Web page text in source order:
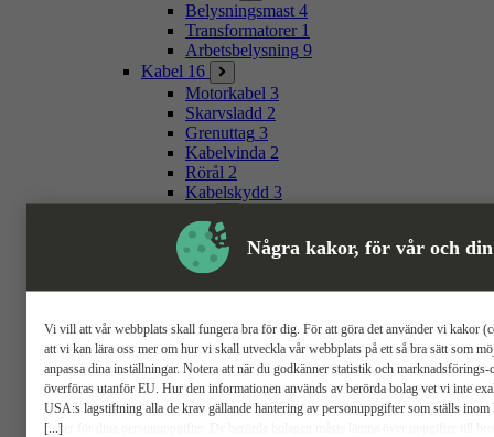
Några kakor, för vår och
[...]
Vi vill att vår webbplats skall fungera bra för dig. För att göra det använder vi kakor
att vi kan lära oss mer om hur vi skall utveckla vår webbplats på ett så bra sätt som
anpassa dina inställningar. Notera att när du godkänner statistik och
överföras utanför EU. Hur den informationen används av berörda bolag vet vi inte
USA:s lagstiftning alla de krav gällande hantering av personuppgifter som ställs
risker för dina personuppgifter. De berörda bolagen måste lämna över uppgifter till
Belysningsmast 4
Transformatorer 1
Arbetsbelysning 9
Kabel 16
Motorkabel 3
Skarvsladd 2
Grenuttag 3
Kabelvinda 2
Rörål 2
Kabelskydd 3
Tjältinare
Gasolvärmare 4
Varmluftspistol
Värmemattor 1
Gasoltuber 6
Gasolbrännare 4
Fläkt 16
Varmluftsfläkt 11
Luftavfuktare 3